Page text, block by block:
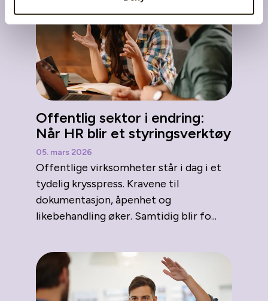
Offentlig sektor i endring:
Når HR blir et styringsverktøy
05. mars 2026
Offentlige virksomheter står i dag i et
tydelig krysspress. Kravene til
dokumentasjon, åpenhet og
likebehandling øker. Samtidig blir fo...